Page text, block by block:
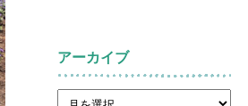
アーカイブ